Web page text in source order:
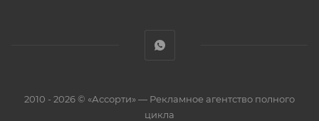
2010 - 2026 © «Ассорти» — Рекламное агентство полного
цикла